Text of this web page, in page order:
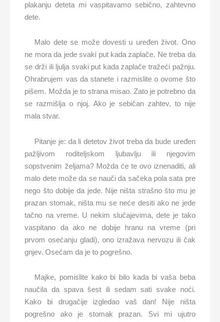
plakanju deteta mi vaspitavamo sebično, zahtevno
dete.
Malo dete se može dovesti u uređen život. Ono
ne mora da jede svaki put kada zaplače. Ne treba da
se drži ili ljulja svaki put kada zaplače tražeći pažnju.
Ohrabrujem vas da stanete i razmislite o ovome što
pišem. Možda je to strana misao. Zato je potrebno da
se razmišlja o njoj. Ako je sebičan zahtev, to nije
mala stvar.
Pitanje je: da li detetov život treba da bude uređen
pažljivom roditeljskom ljubavlju ili njegovim
sopstvenim željama? Možda će te ovo iznenaditi, ali
malo dete može da se nauči da sačeka pola sata pre
nego što dobije da jede. Nije ništa strašno što mu je
prazan stomak, ništa mu se neće desiti ako ne jede
tačno na vreme. U nekim slučajevima, dete je tako
vaspitano da ako ne dobije hranu na vreme (pri
prvom osećanju gladi), ono izražava nervozu ili čak
gnjev. Osećam da je to pogrešno.
Majke, pomislite kako bi bilo kada bi vaša beba
naučila da spava šest ili sedam sati svake noći.
Kako bi drugačije izgledao vaš dan! Nije ništa
pogrešno ako je stomak prazan. Svi mi ujutro